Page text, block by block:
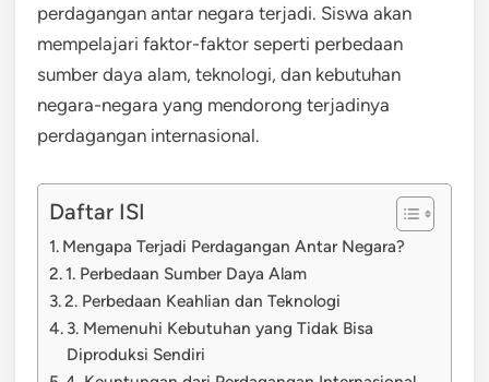
perdagangan antar negara terjadi. Siswa akan
mempelajari faktor-faktor seperti perbedaan
sumber daya alam, teknologi, dan kebutuhan
negara-negara yang mendorong terjadinya
perdagangan internasional.
Daftar ISI
Mengapa Terjadi Perdagangan Antar Negara?
1. Perbedaan Sumber Daya Alam
2. Perbedaan Keahlian dan Teknologi
3. Memenuhi Kebutuhan yang Tidak Bisa
Diproduksi Sendiri